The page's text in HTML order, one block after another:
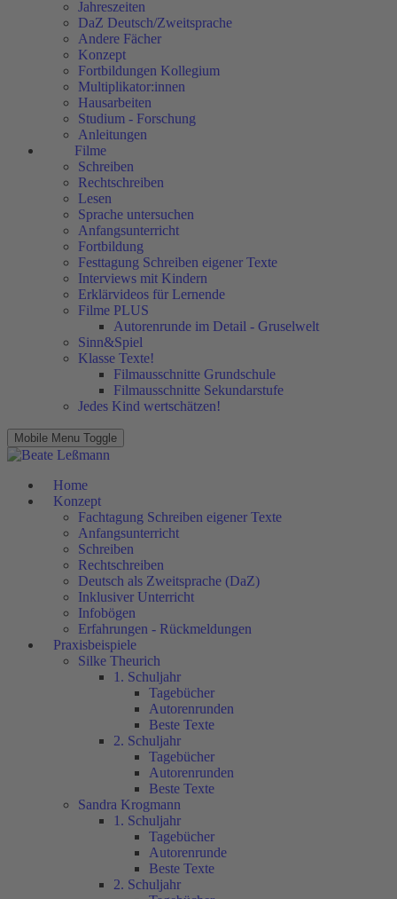
Jahreszeiten
DaZ Deutsch/Zweitsprache
Andere Fächer
Konzept
Fortbildungen Kollegium
Multiplikator:innen
Hausarbeiten
Studium - Forschung
Anleitungen
Filme
Schreiben
Rechtschreiben
Lesen
Sprache untersuchen
Anfangsunterricht
Fortbildung
Festtagung Schreiben eigener Texte
Interviews mit Kindern
Erklärvideos für Lernende
Filme PLUS
Autorenrunde im Detail - Gruselwelt
Sinn&Spiel
Klasse Texte!
Filmausschnitte Grundschule
Filmausschnitte Sekundarstufe
Jedes Kind wertschätzen!
Mobile Menu Toggle
Home
Konzept
Fachtagung Schreiben eigener Texte
Anfangsunterricht
Schreiben
Rechtschreiben
Deutsch als Zweitsprache (DaZ)
Inklusiver Unterricht
Infobögen
Erfahrungen - Rückmeldungen
Praxisbeispiele
Silke Theurich
1. Schuljahr
Tagebücher
Autorenrunden
Beste Texte
2. Schuljahr
Tagebücher
Autorenrunden
Beste Texte
Sandra Krogmann
1. Schuljahr
Tagebücher
Autorenrunde
Beste Texte
2. Schuljahr